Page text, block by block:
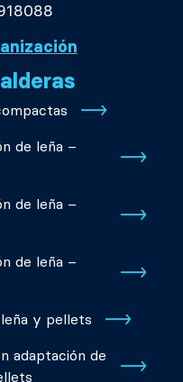
de leña –
de leña –
de leña –
y pellets
adaptación de